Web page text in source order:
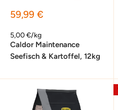
Sonderpreis
59,99 €
5,00 €/kg
Caldor Maintenance
Seefisch & Kartoffel, 12kg